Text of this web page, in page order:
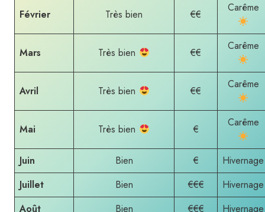
Février Très bien €€
Carême
Mars Très bien €€
Carême
Avril Très bien €€
Carême
Mai Très bien €
Carême
Juin Bien €
Hivernage
Juillet
Bien €€€
Hivernage
Août
Bien €€€
Hivernage